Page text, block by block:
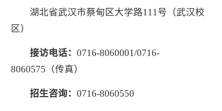
湖北省武汉市蔡甸区大学路111号（武汉校
区）
接访电话： 0716-8060001/0716-
8060575（传真）
招生咨询： 0716-8060550